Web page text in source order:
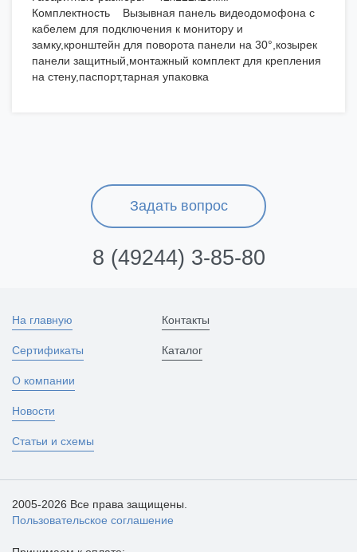
Комплектность Вызывная панель видеодомофона c
кабелем для подключения к монитору и
замку,кронштейн для поворота панели на 30°,козырек
панели защитный,монтажный комплект для крепления
на стену,паспорт,тарная упаковка
Задать вопрос
8 (49244) 3-85-80
На главную
Сертификаты
О компании
Новости
Статьи и схемы
Контакты
Каталог
2005-2026 Все права защищены.
Пользовательское соглашение